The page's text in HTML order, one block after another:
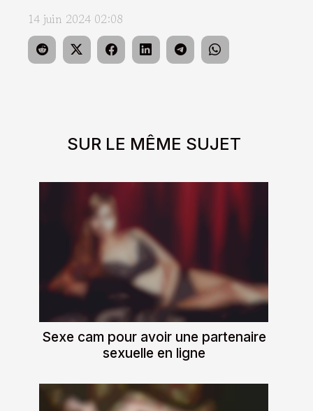
SUR LE MÊME SUJET
Sexe cam pour avoir une partenaire
sexuelle en ligne
14 juin 2024 02:08